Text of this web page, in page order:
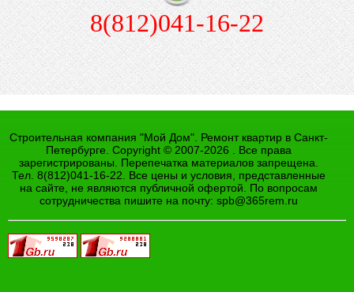
8(812)041-16-22
Строительная компания "Мой Дом". Ремонт квартир в Санкт-
Петербурге. Copyright © 2007-2026 . Все права
зарегистрированы. Перепечатка материалов запрещена.
Тел. 8(812)041-16-22. Все цены и условия, представленные
на сайте, не являются публичной офертой. По вопросам
сотрудничества пишите на почту: spb@365rem.ru